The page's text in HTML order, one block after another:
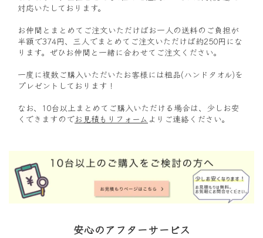
対応いたしております。
お仲間とまとめてご注文いただけばお一人の送料のご負担が
半額で374円、三人でまとめてご注文いただけば約250円にな
ります。ぜひお仲間と一緒に合わせてご注文ください。
一度に複数ご購入いただいたお客様には粗品(ハンドタオル)を
プレゼントしております！
なお、10台以上まとめてご購入いただける場合は、少しお安
くできますのでお見積もりフォーム よりご連絡ください。
安心のアフターサービス